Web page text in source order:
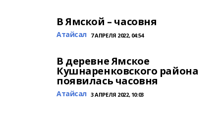
В Ямской – часовня
Атайсал 7 АПРЕЛЯ 2022, 04:54
В деревне Ямское
Кушнаренковского района
появилась часовня
Атайсал 3 АПРЕЛЯ 2022, 10:03